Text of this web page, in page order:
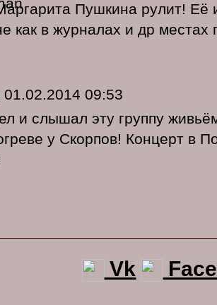
Пушкина рулит! Её
как в журналах и др местах
01.02.2014 09:53
и слышал эту группу
у Скорпов! Концерт в
Vk